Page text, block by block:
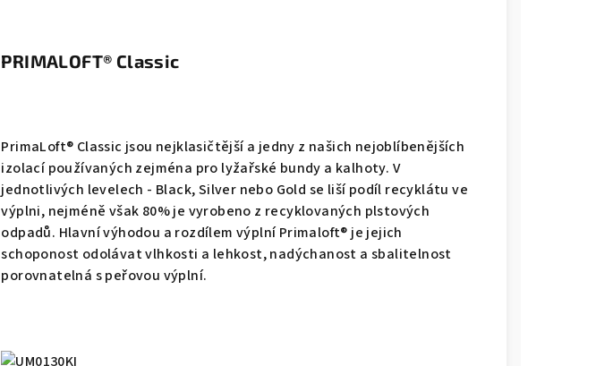
PRIMALOFT® Classic
PrimaLoft® Classic jsou nejklasičtější a jedny z našich nejoblíbenějších
izolací používaných zejména pro lyžařské bundy a kalhoty. V
jednotlivých levelech - Black, Silver nebo Gold se liší podíl recyklátu ve
výplni, nejméně však 80% je vyrobeno z recyklovaných plstových
odpadů. Hlavní výhodou a rozdílem výplní Primaloft® je jejich
schoponost odolávat vlhkosti a lehkost, nadýchanost a sbalitelnost
porovnatelná s peřovou výplní.